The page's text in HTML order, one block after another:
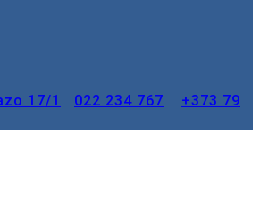
17/1
022 234 767
+373 79